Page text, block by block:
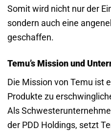
Somit wird nicht nur der
sondern auch eine
geschaffen.
Temu’s Mission und
Die Mission von Temu ist
Produkte zu
Als
der PDD Holdings, setzt